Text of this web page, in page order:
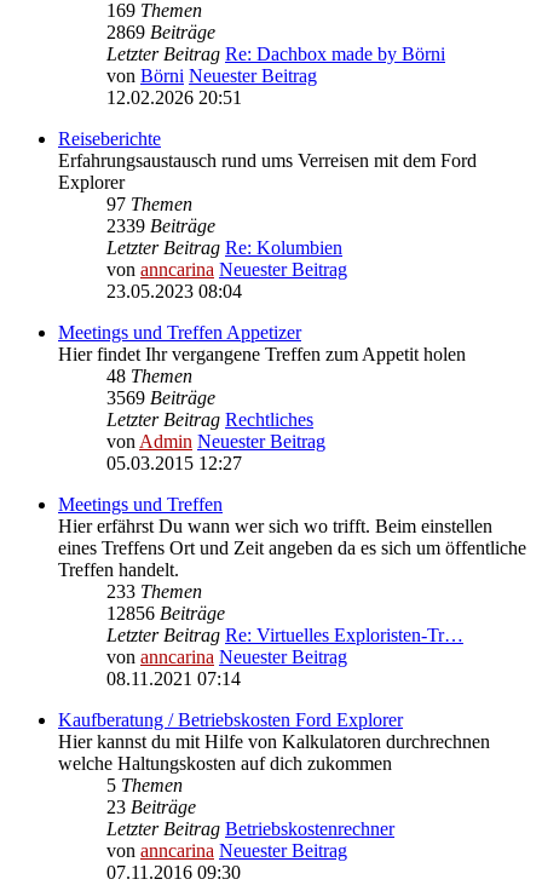
169 Themen
2869 Beiträge
Letzter Beitrag Re: Dachbox made by Börni
von Börni Neuester Beitrag
12.02.2026 20:51
Reiseberichte
Erfahrungsaustausch rund ums Verreisen mit dem Ford
Explorer
97 Themen
2339 Beiträge
Letzter Beitrag Re: Kolumbien
von anncarina Neuester Beitrag
23.05.2023 08:04
Meetings und Treffen Appetizer
Hier findet Ihr vergangene Treffen zum Appetit holen
48 Themen
3569 Beiträge
Letzter Beitrag Rechtliches
vonAdmin Neuester Beitrag
05.03.2015 12:27
Meetings und Treffen
Hier erfährst Du wann wer sich wo trifft. Beim einstellen
eines Treffens Ort und Zeit angeben da es sich um öffentliche
Treffen handelt.
233 Themen
12856 Beiträge
Letzter Beitrag Re: Virtuelles Exploristen-Tr…
von anncarina Neuester Beitrag
08.11.2021 07:14
Kaufberatung / Betriebskosten Ford Explorer
Hier kannst du mit Hilfe von Kalkulatoren durchrechnen
welche Haltungskosten auf dich zukommen
5 Themen
23 Beiträge
Letzter Beitrag Betriebskostenrechner
von anncarina Neuester Beitrag
07.11.2016 09:30